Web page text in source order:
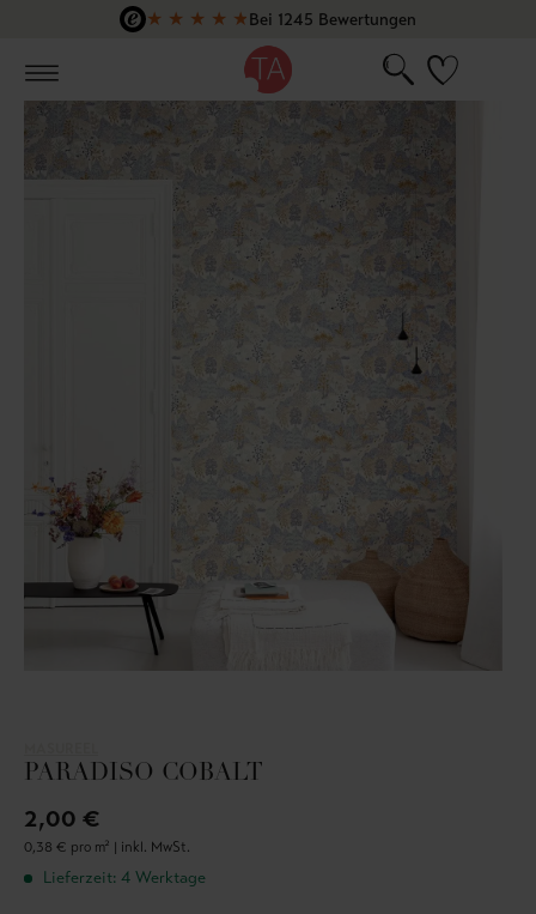
Zum Hauptinhalt springen
★ ★ ★ ★ ★Bei 1245 Bewertungen
PARADISO COBALT
2,00 €
0,38 € pro m² | inkl. MwSt.
Lieferzeit: 4 Werktage